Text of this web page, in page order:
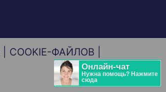
COOKIE-ФАЙЛОВ
Онлайн-чат
Нужна помощь? Нажмите
сюда